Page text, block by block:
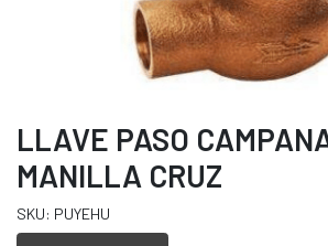
LLAVE PASO
MANILLA CRUZ
SKU: PUYEHU